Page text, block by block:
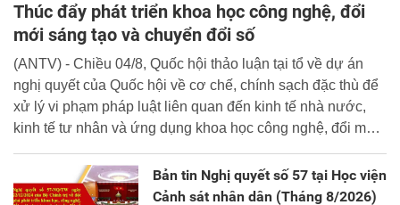
Thúc đẩy phát triển khoa học công nghệ, đổi
mới sáng tạo và chuyển đổi số
(ANTV) - Chiều 04/8, Quốc hội thảo luận tại tổ về dự án
nghị quyết của Quốc hội về cơ chế, chính sạch đặc thù để
xử lý vi phạm pháp luật liên quan đến kinh tế nhà nước,
kinh tế tư nhân và ứng dụng khoa học công nghệ, đổi mới
Bản tin Nghị quyết số 57 tại Học viện
Cảnh sát nhân dân (Tháng 8/2026)